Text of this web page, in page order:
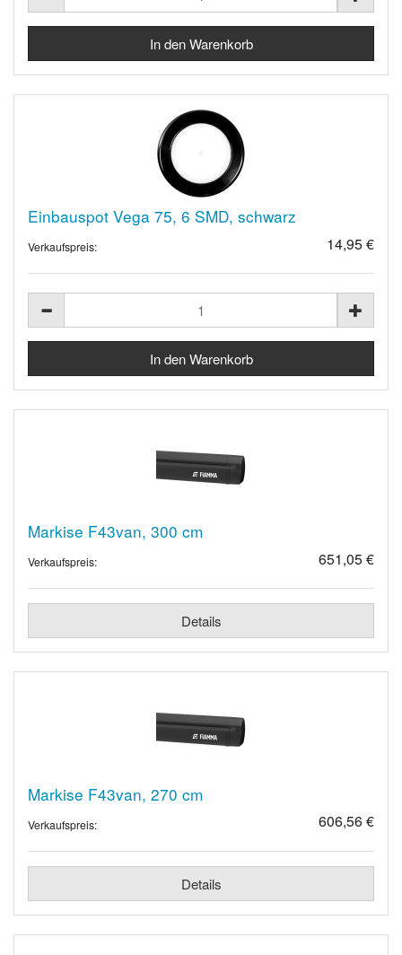
Einbauspot Vega 75, 6 SMD, schwarz
Verkaufspreis: 14,95 €
Markise F43van, 300 cm
Verkaufspreis: 651,05 €
Details
Markise F43van, 270 cm
Verkaufspreis: 606,56 €
Details